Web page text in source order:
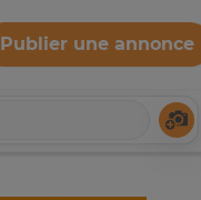
Publier une annonce